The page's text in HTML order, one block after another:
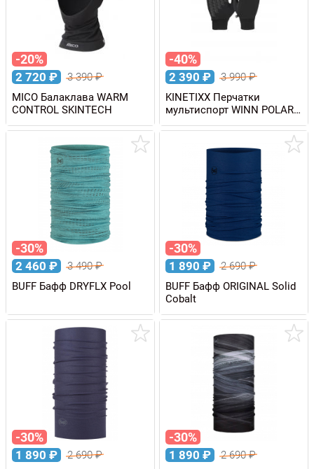
-20%
2 720 ₽ 3 390₽
MICO Балаклава WARM
CONTROL SKINTECH
-40%
2 390 ₽ 3 990₽
KINETIXX Перчатки
мультиспорт WINN POLAR
Touch
-30%
2 460 ₽ 3 490₽
BUFF Бафф DRYFLX Pool
-30%
1 890 ₽ 2 690₽
BUFF Бафф ORIGINAL Solid
Cobalt
-30%
1 890 ₽ 2 690₽
-30%
1 890 ₽ 2 690₽